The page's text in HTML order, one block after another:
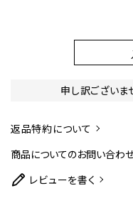
申し訳ございま
返品特約について
商品についてのお問い合わ
レビューを書く